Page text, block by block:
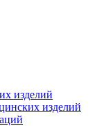
изделий
изделий